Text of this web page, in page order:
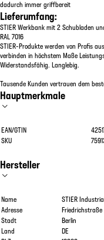
dadurch immer griffbereit
Lieferumfang:
STIER Werkbank mit 2 Schubladen
RAL 7016
STIER-Produkte werden von Profis
verbinden in höchstem Maße
Widerstandsfähig. Langlebig.
Tausende Kunden vertrauen dem
Hauptmerkmale
EAN/GTIN
SKU
Hersteller
Name
STIER
Adresse
Stadt
Berlin
Land
DE